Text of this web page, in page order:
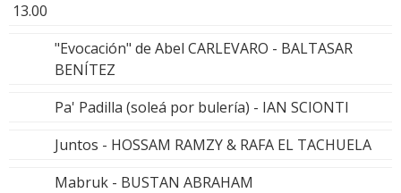
13.00
"Evocación" de Abel CARLEVARO - BALTASAR
BENÍTEZ
Pa' Padilla (soleá por bulería) - IAN SCIONTI
Juntos - HOSSAM RAMZY & RAFA EL TACHUELA
Mabruk - BUSTAN ABRAHAM